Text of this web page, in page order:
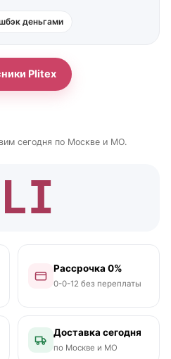
деньгами
Plitex
сегодня по Москве и МО.
Рассрочка 0%
0-0-12 без переплаты
Доставка сегодня
по Москве и МО